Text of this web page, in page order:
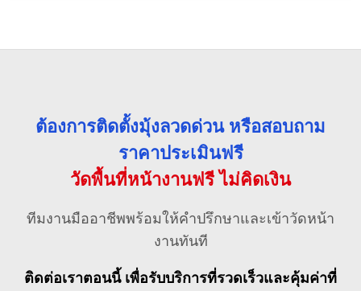
ต้องการติดตั้งมุ้งลวดด่วน หรือสอบถาม
ราคาประเมินฟรี
วัดพื้นที่หน้างานฟรี ไม่คิดเงิน
ทีมงานมืออาชีพพร้อมให้คำปรึกษาและเข้าวัดหน้า
งานทันที
ติดต่อเราตอนนี้ เพื่อรับบริการที่รวดเร็วและคุ้มค่าที่